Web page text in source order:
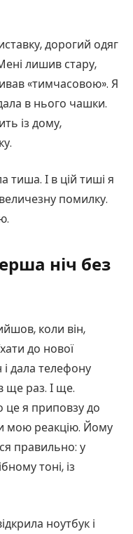
дорогий одяг
лишив стару,
«тимчасовою». Я
в нього чашки.
із дому,
тиша. І в цій тиші я
помилку.
ніч без
коли він,
до нової
дала телефону
ще раз. І ще.
це я приповзу до
мою реакцію. Йому
правильно: у
тоні, із
ноутбук і